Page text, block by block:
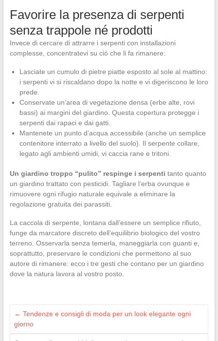
Favorire la presenza di serpenti
senza trappole né prodotti
Invece di cercare di attrarre i serpenti con installazioni
complesse, concentratevi su ciò che li fa rimanere:
Lasciate un cumulo di pietre piatte esposto al sole al mattino:
i serpenti vi si riscaldano dopo la notte e vi digeriscono le loro
prede.
Conservate un’area di vegetazione densa (erbe alte, rovi
bassi) ai margini del giardino. Questa copertura protegge i
serpenti dai rapaci e dai gatti.
Mantenete un punto d’acqua accessibile (anche un semplice
contenitore interrato a livello del suolo). Il serpente collare,
legato agli ambienti umidi, vi caccia rane e tritoni.
Un giardino troppo “pulito” respinge i serpenti tanto quanto
un giardino trattato con pesticidi. Tagliare l’erba ovunque e
rimuovere ogni rifugio naturale equivale a eliminare la
regolazione gratuita dei parassiti.
La caccola di serpente, lontana dall’essere un semplice rifiuto,
funge da marcatore discreto dell’equilibrio biologico del vostro
terreno. Osservarla senza temerla, maneggiarla con guanti e,
soprattutto, preservare le condizioni che permettono al suo
autore di rimanere: ecco i tre gesti che contano per un giardino
dove la natura lavora al vostro posto.
← Tendenze e consigli di moda per un look elegante ogni
giorno